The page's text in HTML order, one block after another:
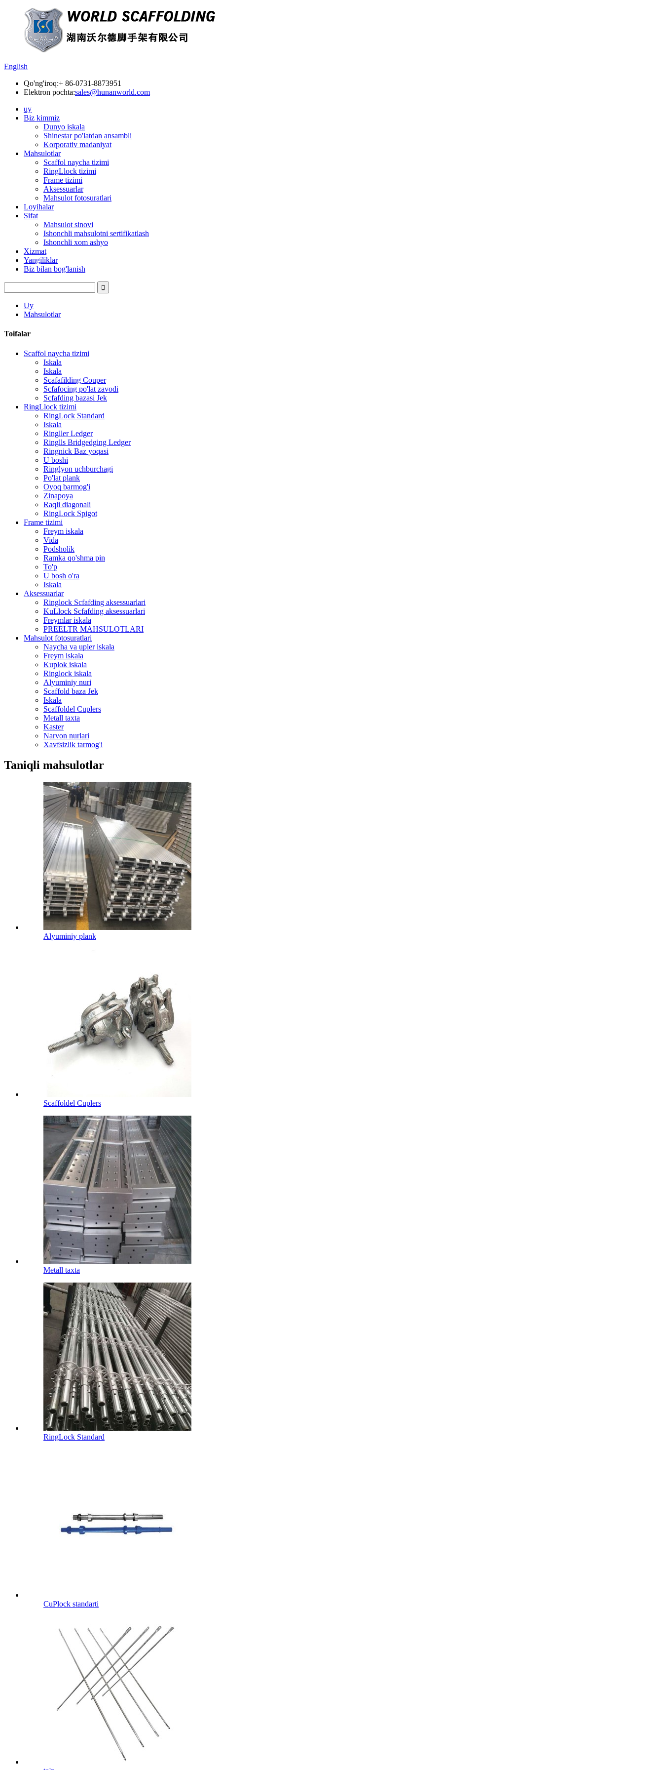
English
Qo'ng'iroq:+ 86-0731-8873951
Elektron pochta:sales@hunanworld.com
uy
Biz kimmiz
Dunyo iskala
Shinestar po'latdan ansambli
Korporativ madaniyat
Mahsulotlar
Scaffol naycha tizimi
RingLlock tizimi
Frame tizimi
Aksessuarlar
Mahsulot fotosuratlari
Loyihalar
Sifat
Mahsulot sinovi
Ishonchli mahsulotni sertifikatlash
Ishonchli xom ashyo
Xizmat
Yangiliklar
Biz bilan bog'lanish
Uy
Mahsulotlar
Toifalar
Scaffol naycha tizimi
Iskala
Iskala
Scafafilding Couper
Scfafocing po'lat zavodi
Scfafding bazasi Jek
RingLlock tizimi
RingLock Standard
Iskala
Ringller Ledger
Ringlls Bridgedging Ledger
Ringnick Baz yoqasi
U boshi
Ringlyon uchburchagi
Po'lat plank
Oyoq barmog'i
Zinapoya
Raqli diagonali
RingLock Spigot
Frame tizimi
Freym iskala
Vida
Podsholik
Ramka qo'shma pin
To'p
U bosh o'ra
Iskala
Aksessuarlar
Ringlock Scfafding aksessuarlari
KuLlock Scfafding aksessuarlari
Freymlar iskala
PREELTR MAHSULOTLARI
Mahsulot fotosuratlari
Naycha va upler iskala
Freym iskala
Kuplok iskala
Ringlock iskala
Alyuminiy nuri
Scaffold baza Jek
Iskala
Scaffoldel Cuplers
Metall taxta
Kaster
Narvon nurlari
Xavfsizlik tarmog'i
Taniqli mahsulotlar
Alyuminiy plank
Scaffoldel Cuplers
Metall taxta
RingLock Standard
CuPlock standarti